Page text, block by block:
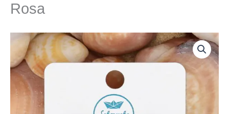
Rosa